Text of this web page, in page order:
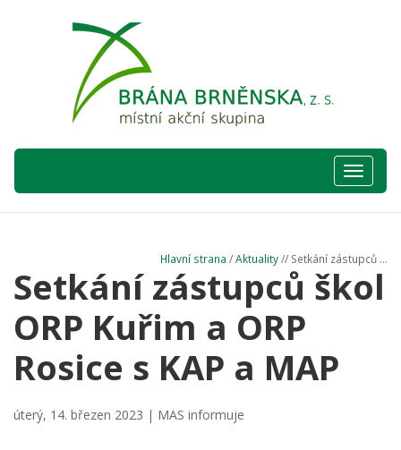
Hlavní
nabídka
Hlavní strana /Aktuality// Setkání zástupců ...
Setkání zástupců škol
ORP Kuřim a ORP
Rosice s KAP a MAP
úterý, 14. březen 2023 | MAS informuje